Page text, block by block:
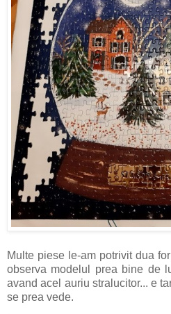
Multe piese le-am potrivit dua
observa modelul prea bine de
avand acel auriu stralucitor... e
se prea vede.